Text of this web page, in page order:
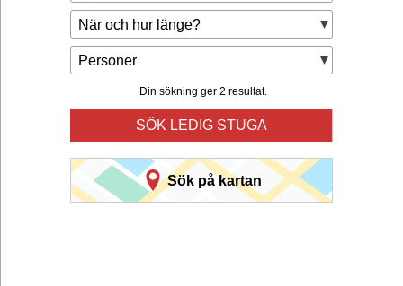
Räkna ut din
hyresintäkt
När och hur länge?
Personer
Din sökning ger 2 resultat.
SÖK LEDIG STUGA
Sök på kartan